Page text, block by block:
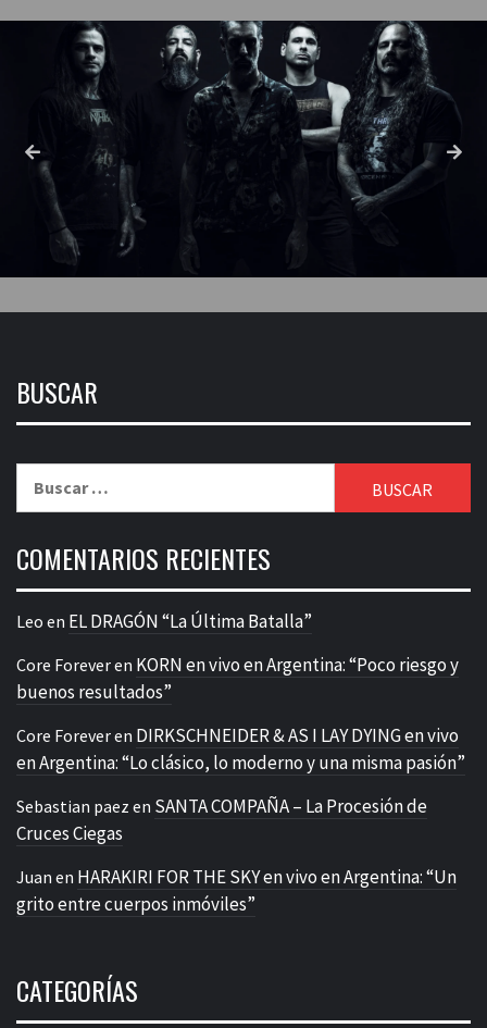
BUSCAR
COMENTARIOS RECIENTES
Leo en EL DRAGÓN “La Última Batalla”
Core Foreveren KORN en vivo en Argentina: “Poco riesgo y
buenos resultados”
Core Foreveren DIRKSCHNEIDER & AS I LAY DYING en vivo
en Argentina: “Lo clásico, lo moderno y una misma pasión”
Sebastian paez en SANTA COMPAÑA – La Procesión de
Cruces Ciegas
Juan en HARAKIRI FOR THE SKY en vivo en Argentina: “Un
grito entre cuerpos inmóviles”
CATEGORÍAS